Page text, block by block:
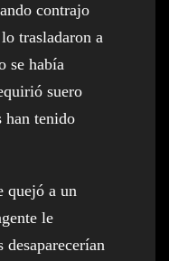
contrajo
trasladaron a
se había
suero
han tenido
quejó a un
le
desaparecerían